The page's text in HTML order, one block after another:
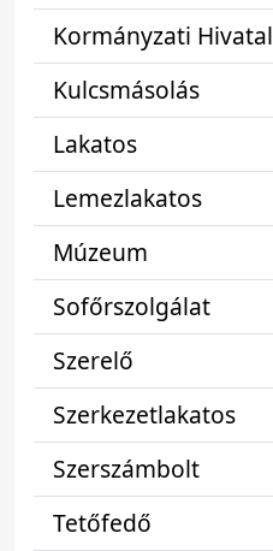
Kormányzati Hivatal
Kulcsmásolás
Lakatos
Lemezlakatos
Múzeum
Sofőrszolgálat
Szerelő
Szerkezetlakatos
Szerszámbolt
Tetőfedő